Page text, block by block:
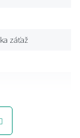
záťaž